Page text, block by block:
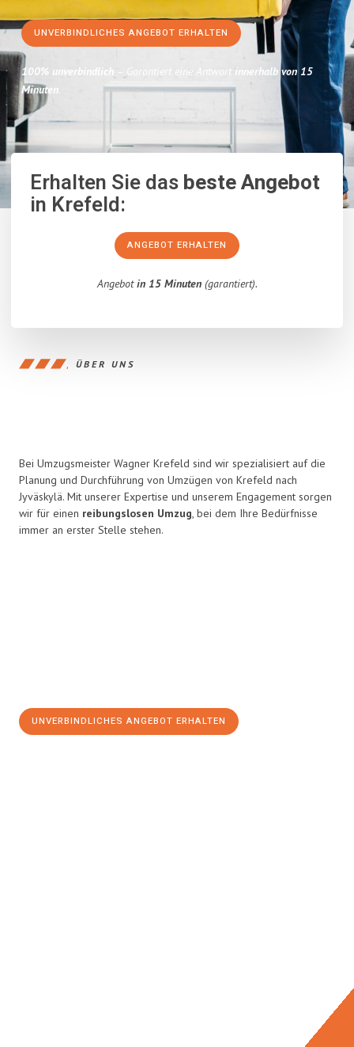
UNVERBINDLICHES ANGEBOT ERHALTEN
100% unverbindlich – Garantiert eine Antwort innerhalb von 15
Minuten.
Erhalten Sie dasbeste Angebot
in Krefeld:
ANGEBOT ERHALTEN
Angebotin 15 Minuten(garantiert).
ÜBER UNS
Bei Umzugsmeister Wagner Krefeld sind wir spezialisiert auf die
Planung und Durchführung von Umzügen von Krefeld nach
Jyväskylä. Mit unserer Expertise und unserem Engagement sorgen
wir für einen reibungslosen Umzug, bei dem Ihre Bedürfnisse
immer an erster Stelle stehen.
UNVERBINDLICHES ANGEBOT ERHALTEN